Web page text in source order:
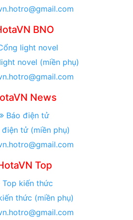
BNO
light novel
novel (miền phụ)
News
Báo điện tử
điện tử (miền phụ)
Top
Top kiến thức
thức (miền phụ)